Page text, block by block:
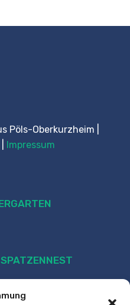
Pöls-Oberkurzheim |
Impressum